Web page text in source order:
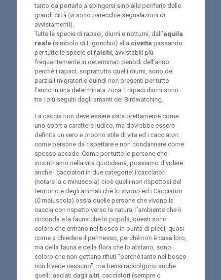
tanto da portarlo a spingersi sino alle periferie delle
grandi città (vi sono parecchie segnalazioni di
avvistamenti).
Tutte le specie di rapaci, diurni e notturni, dall’aquila
reale (simbolo di Ligonchio) alla civetta passando
per tutte le specie di falchi , avvistabili più
frequentemente in determinati periodi dell’anno
perchè i rapaci, soprattutto quelli diurni, sono dei
parziali migratori e quindi non presenti per tutto
l’anno in una determinata zona. I rapaci diurni sono
tra i più seguìti dagli amanti del Birdwatching.
La caccia non deve essere vista prettamente come
uno sport a carattere ludico, ma dovrebbe essere
definita un vero e proprio stile di vita ed i cacciatori
come persone da rispettare e non condannare come
spesso accade. Come per tutte le persone che
incontriamo nella vita quotidiana, possiamo dividere
anche i cacciatori in due categorie: i cacciatori
(notare la c minuscola) cioè quelli non rispettosi del
territorio e degli animali che lo vivono ed i Cacciatori
(C maiuscola) ossia quelle persone che vivono la
caccia con rispetto verso la natura, l’ambiente che li
circonda e la fauna che lo popola, questi sono
coloro che entrano nel bosco in punta di piedi, quasi
come a chiedere il permesso, perché non è casa loro,
ma della fauna e della flora che lo abitano, sono
coloro che non gettano rifiuti “perché tanto nel bosco
non li vede nessuno”, ma bensì raccolgono anche
quelli lasciati dagli altri, cacciatori (sempre c